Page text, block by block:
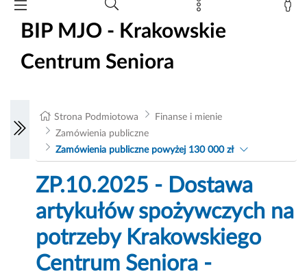
BIP MJO - Krakowskie
Centrum Seniora
Strona Podmiotowa
Finanse i mienie
Zamówienia publiczne
Zamówienia publiczne powyżej 130 000 zł
ZP.10.2025 - Dostawa
artykułów spożywczych na
potrzeby Krakowskiego
Centrum Seniora -